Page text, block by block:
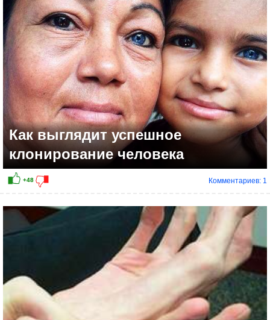
+68
Как выглядит успешное
клонирование человека
Комментариев: 1